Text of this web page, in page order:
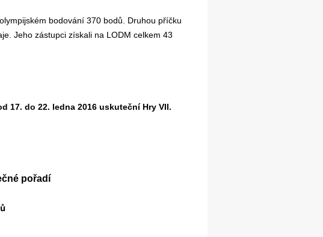
bodování 370 bodů. Druhou příčku
Jeho zástupci získali na LODM celkem 43
17. do 22. ledna 2016 uskuteční Hry VII.
pořadí